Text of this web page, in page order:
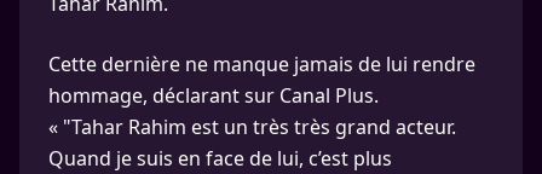
Cette dernière ne manque jamais de lui rendre
hommage, déclarant sur Canal Plus.
« "Tahar Rahim est un très très grand acteur.
Quand je suis en face de lui, c’est plus